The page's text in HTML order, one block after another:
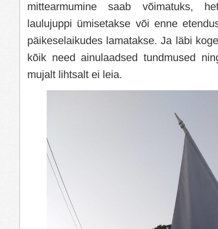
mittearmumine saab võimatuks,
laulujuppi ümisetakse või enne
päikeselaikudes lamatakse. Ja läbi
kõik need ainulaadsed tundmused
mujalt lihtsalt ei leia.